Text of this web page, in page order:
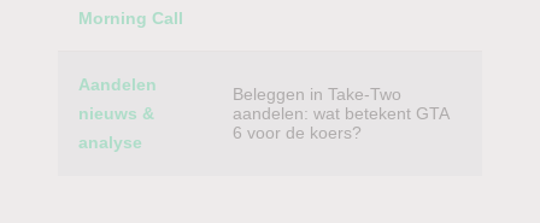
Morning Call
Aandelen
nieuws &
analyse
Beleggen in Take-Two
aandelen: wat betekent GTA
6 voor de koers?